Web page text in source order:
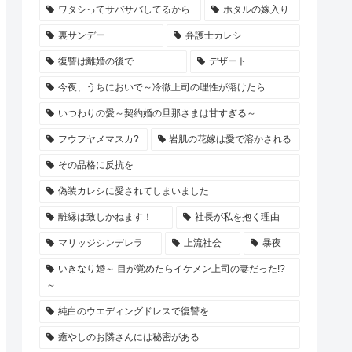
ワタシってサバサバしてるから ホタルの嫁入り
裏サンデー 弁護士カレシ
復讐は離婚の後で デザート
今夜、うちにおいで～冷徹上司の理性が溶けたら
いつわりの愛～契約婚の旦那さまは甘すぎる～
フウフヤメマスカ? 岩肌の花嫁は愛で溶かされる
その品格に反抗を
偽装カレシに愛されてしまいました
離縁は致しかねます！ 社長が私を抱く理由
マリッジシンデレラ 上流社会 暴夜
いきなり婚～ 目が覚めたらイケメン上司の妻だった!?
～
純白のウエディングドレスで復讐を
癒やしのお隣さんには秘密がある